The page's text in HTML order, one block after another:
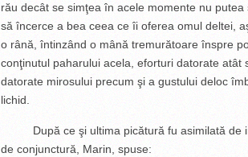
rău decât se simţea în acele momente nu
să încerce a bea ceea ce îi oferea omul deltei,
o rână, întinzând o mână tremurătoare înspre
conţinutul paharului acela, eforturi datorate
datorate mirosului precum şi a gustului deloc
lichid.
După ce şi ultima picătură fu asimilată de
de conjunctură, Marin, spuse: